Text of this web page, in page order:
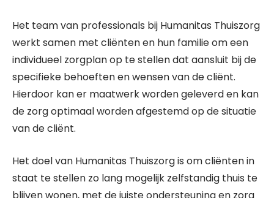
Het team van professionals bij Humanitas Thuiszorg
werkt samen met cliënten en hun familie om een
individueel zorgplan op te stellen dat aansluit bij de
specifieke behoeften en wensen van de cliënt.
Hierdoor kan er maatwerk worden geleverd en kan
de zorg optimaal worden afgestemd op de situatie
van de cliënt.
Het doel van Humanitas Thuiszorg is om cliënten in
staat te stellen zo lang mogelijk zelfstandig thuis te